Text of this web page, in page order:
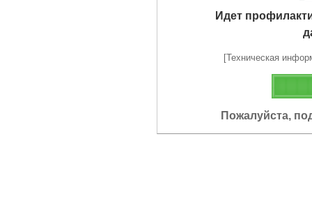
Идет
[Техническая
Пожалуйста,